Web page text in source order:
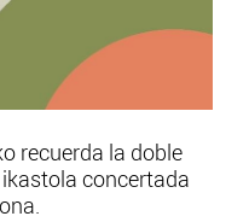
recuerda la doble
concertada